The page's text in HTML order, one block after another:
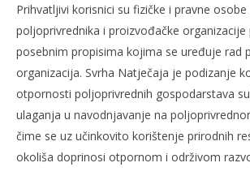
Prihvatljivi korisnici su fizičke i pravne
poljoprivrednika i proizvođačke organizacije
posebnim propisima kojima se uređuje rad
organizacija. Svrha Natječaja je podizanje
otpornosti poljoprivrednih gospodarstava
ulaganja u navodnjavanje na
čime se uz učinkovito korištenje prirodnih
okoliša doprinosi otpornom i održivom